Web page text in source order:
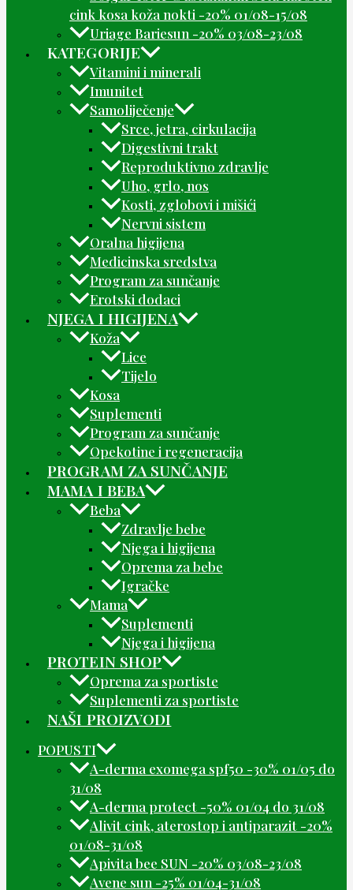
cink kosa koža nokti -20% 01/08-15/08
Uriage Bariesun -20% 03/08-23/08
KATEGORIJE
Vitamini i minerali
Imunitet
Samoliječenje
Srce, jetra, cirkulacija
Digestivni trakt
Reproduktivno zdravlje
Uho, grlo, nos
Kosti, zglobovi i mišići
Nervni sistem
Oralna higijena
Medicinska sredstva
Program za sunčanje
Erotski dodaci
NJEGA I HIGIJENA
Koža
Lice
Tijelo
Kosa
Suplementi
Program za sunčanje
Opekotine i regeneracija
PROGRAM ZA SUNČANJE
MAMA I BEBA
Beba
Zdravlje bebe
Njega i higijena
Oprema za bebe
Igračke
Mama
Suplementi
Njega i higijena
PROTEIN SHOP
Oprema za sportiste
Suplementi za sportiste
NAŠI PROIZVODI
POPUSTI
A-derma exomega spf50 -30% 01/05 do
31/08
A-derma protect -50% 01/04 do 31/08
Alivit cink, aterostop i antiparazit -20%
01/08-31/08
Apivita bee SUN -20% 03/08-23/08
Avene sun -25% 01/04-31/08